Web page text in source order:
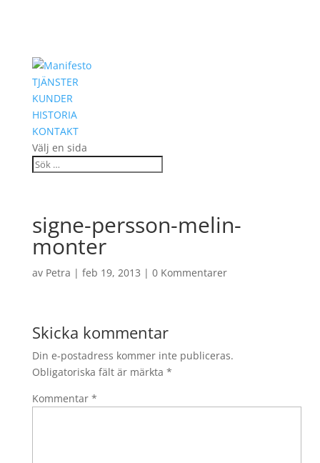
TJÄNSTER
KUNDER
HISTORIA
KONTAKT
Välj en sida
signe-persson-melin-
monter
av Petra | feb 19, 2013 | 0 Kommentarer
Skicka kommentar
Din e-postadress kommer inte publiceras.
Obligatoriska fält är märkta *
Kommentar *